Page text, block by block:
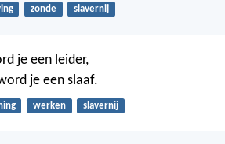
zonde slavernij
je een leider,
je een slaaf.
werken slavernij